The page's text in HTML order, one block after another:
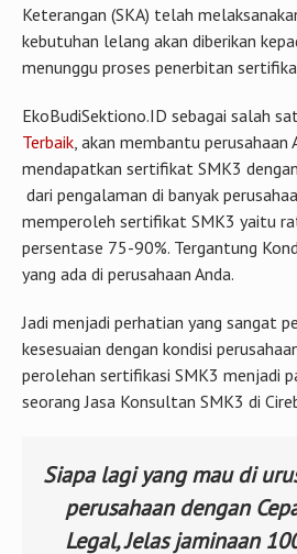
Keterangan (SKA) telah
kebutuhan lelang akan diberikan
menunggu proses penerbitan
EkoBudiSektiono.ID sebagai salah
Terbaik , akan membantu
mendapatkan sertifikat SMK3
dari pengalaman di banyak
memperoleh sertifikat SMK3 yaitu
persentase 75-90%. Tergantung
yang ada di perusahaan Anda.
Jadi menjadi perhatian yang sangat
kesesuaian dengan kondisi
perolehan sertifikasi SMK3 menjadi
seorang Jasa Konsultan SMK3 di
Siapa lagi yang mau di
perusahaan dengan
Legal, Jelas jaminaan